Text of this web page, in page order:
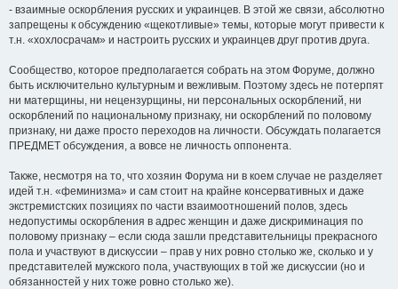
- взаимные оскорбления русских и украинцев. В этой же связи, абсолютно
запрещены к обсуждению «щекотливые» темы, которые могут привести к
т.н. «хохлосрачам» и настроить русских и украинцев друг против друга.
Сообщество, которое предполагается собрать на этом Форуме, должно
быть исключительно культурным и вежливым. Поэтому здесь не потерпят
ни матерщины, ни нецензурщины, ни персональных оскорблений, ни
оскорблений по национальному признаку, ни оскорблений по половому
признаку, ни даже просто переходов на личности. Обсуждать полагается
ПРЕДМЕТ обсуждения, а вовсе не личность оппонента.
Также, несмотря на то, что хозяин Форума ни в коем случае не разделяет
идей т.н. «феминизма» и сам стоит на крайне консервативных и даже
экстремистских позициях по части взаимоотношений полов, здесь
недопустимы оскорбления в адрес женщин и даже дискриминация по
половому признаку – если сюда зашли представительницы прекрасного
пола и участвуют в дискуссии – прав у них ровно столько же, сколько и у
представителей мужского пола, участвующих в той же дискуссии (но и
обязанностей у них тоже ровно столько же).